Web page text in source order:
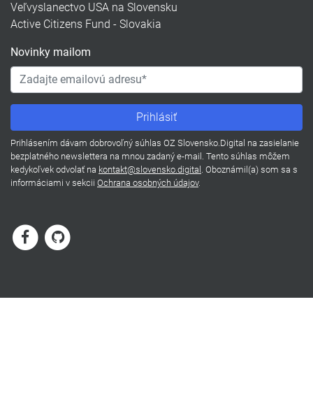
Veľvyslanectvo USA na Slovensku
Active Citizens Fund - Slovakia
Novinky mailom
Prihlásením dávam dobrovoľný súhlas OZ Slovensko.Digital na zasielanie
bezplatného newslettera na mnou zadaný e-mail. Tento súhlas môžem
kedykoľvek odvolať na kontakt@slovensko.digital . Oboznámil(a) som sa s
informáciami v sekcii Ochrana osobných údajov.